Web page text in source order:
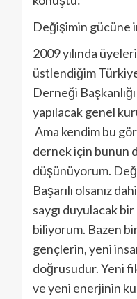
Değişimin gücüne
2009 yılında
üstlendiğim
Derneği
yapılacak genel
Ama kendim bu
dernek için bunun
düşünüyorum.
Başarılı olsanız
saygı duyulacak
biliyorum. Bazen
gençlerin, yeni
doğrusudur. Yeni
ve yeni enerjinin